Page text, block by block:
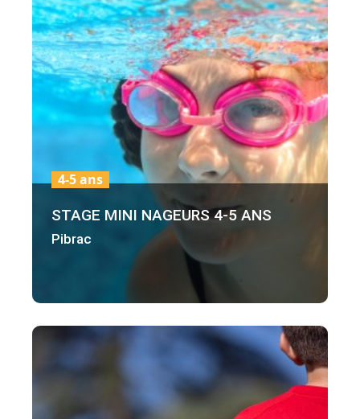
STAGE MINI NAGEURS 4-5 ANS
Pibrac
4-5 ans